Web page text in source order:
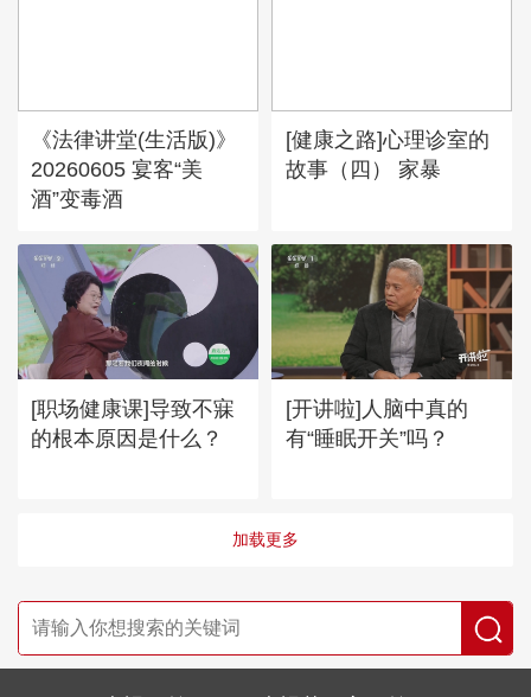
《法律讲堂(生活版)》
20260605 宴客“美
酒”变毒酒
[健康之路]心理诊室的
故事（四） 家暴
[职场健康课]导致不寐
的根本原因是什么？
[开讲啦]人脑中真的
有“睡眠开关”吗？
加载更多